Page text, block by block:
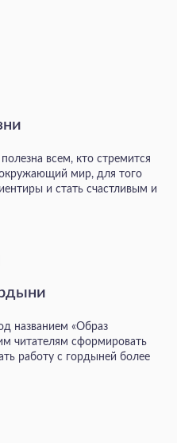
всем, кто стремится
окружающий мир, для того
и стать счастливым и
названием «Образ
читателям сформировать
работу с гордыней более